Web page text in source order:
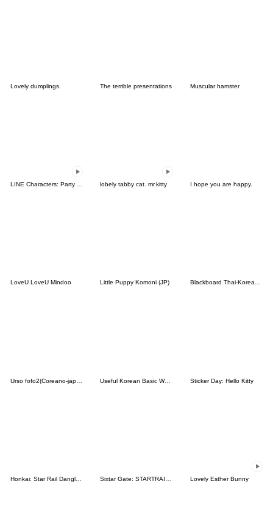
Lovely dumplings. The terrible presentations Muscular hamster
lobely tabby cat. mr.kitty I hope you are happy.
LoveU LoveU Mindoo Little Puppy Komoni (JP) Blackboard Thai-Korean (TH-KR)
Useful Korean Basic Words & Phrases Sticker Day: Hello Kitty
Lovely Esther Bunny